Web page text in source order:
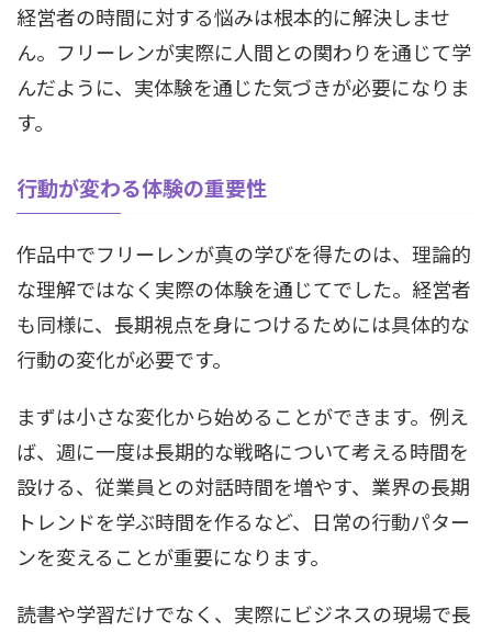
経営者の時間に対する悩みは根本的に解決しませ
ん。フリーレンが実際に人間との関わりを通じて学
んだように、実体験を通じた気づきが必要になりま
す。
行動が変わる体験の重要性
作品中でフリーレンが真の学びを得たのは、理論的
な理解ではなく実際の体験を通じてでした。経営者
も同様に、長期視点を身につけるためには具体的な
行動の変化が必要です。
まずは小さな変化から始めることができます。例え
ば、週に一度は長期的な戦略について考える時間を
設ける、従業員との対話時間を増やす、業界の長期
トレンドを学ぶ時間を作るなど、日常の行動パター
ンを変えることが重要になります。
読書や学習だけでなく、実際にビジネスの現場で長